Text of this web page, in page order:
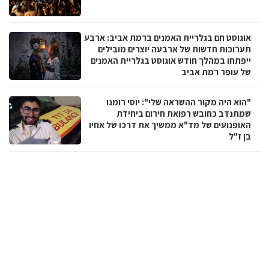
אוגוסט חם בגלריית האמנים ברמת אביב: ארבע
תערוכות חדשות של ארבעה יוצרים מובילים
ייפתחו במהלך חודש אוגוסט בגלריית האמנים
של עופר רמת אביב
"הוא היה מקור ההשראה שלי": יוסי רומנו
שמתנדב כחובש רפואת חירום ביחידת
האופנועים של מד"א ממשיך את דרכו של אחיו
בן ז"ל